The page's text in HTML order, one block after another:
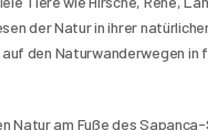
der Natur in ihrer
den Naturwanderwegen in
Natur am Fuße des